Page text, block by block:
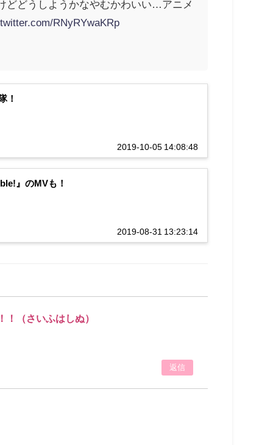
どどうしようかなやむかわいい…アニメ
RNyRYwaKRp
！
2019-10-05 14:08:48
』のMVも！
2019-08-31 13:23:14
（さいふはしぬ）
返信